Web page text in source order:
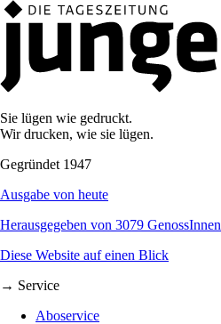
Sie lügen wie gedruckt.
Wir drucken, wie sie lügen.
Gegründet 1947
Ausgabe von heute
Herausgegeben von 3079 GenossInnen
Diese Website auf einen Blick
→ Service
Aboservice